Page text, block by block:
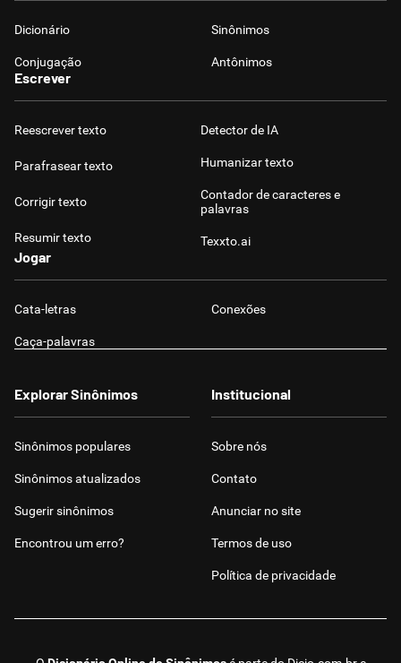
Dicionário Sinônimos
Conjugação Antônimos
Escrever
Reescrever texto
Parafrasear texto
Corrigir texto
Resumir texto
Detector de IA
Humanizar texto
Contador de caracteres e
palavras
Texxto.ai
Jogar
Cata-letras Conexões
Caça-palavras
Explorar Sinônimos
Sinônimos populares
Sinônimos atualizados
Sugerir sinônimos
Encontrou um erro?
Institucional
Sobre nós
Contato
Anunciar no site
Termos de uso
Política de privacidade